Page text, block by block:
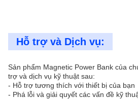
Hỗ trợ và Dịch vụ:
Sản phẩm Magnetic Power Bank của
trợ và dịch vụ kỹ thuật sau:
- Hỗ trợ tương thích với thiết bị của bạn
- Phá lỗi và giải quyết các vấn đề kỹ